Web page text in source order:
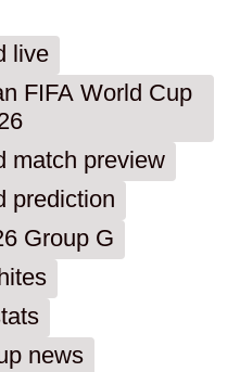
live
FIFA World Cup
match preview
prediction
Group G
news